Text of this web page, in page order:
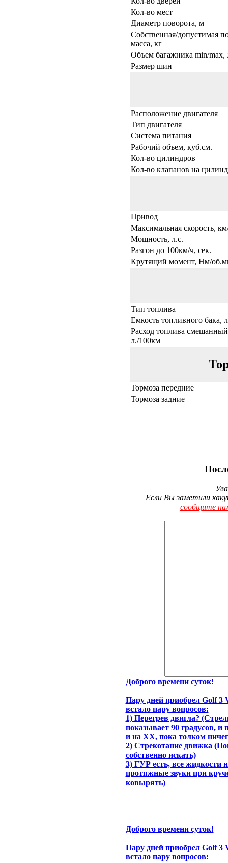
Кол-во мест
Диаметр поворота, м
Собственная/допустимая
масса, кг
Объем багажника min/max,
Размер шин
Расположение двигателя
Тип двигателя
Система питания
Рабочий объем, куб.см.
Кол-во цилиндров
Кол-во клапанов на
Привод
Максимальная скорость,
Мощность, л.с.
Разгон до 100км/ч, сек.
Крутящий момент, Нм/
Тип топлива
Емкость топливного бака,
Расход топлива
л./100км
Тормоза передние
Тормоза задние
Если Вы заметили
сообщите
Доброго времени суток!
Пару дней приобрел Golf 3
встало пару вопросов:
1) Перегрев двигла?
показывает 90 градусов, и
и на ХХ, пока толком
2) Стрекотание движка
собственно искать)
3) ГУР есть, все жидкости
протяжные звуки при
ковырять)
Доброго времени суток!
Пару дней приобрел Golf 3
встало пару вопросов: